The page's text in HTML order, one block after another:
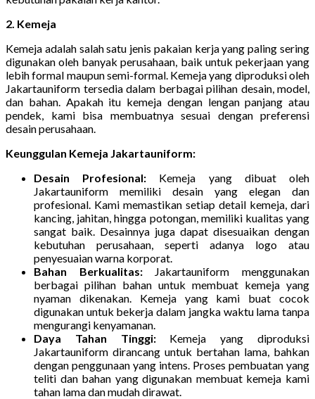
2. Kemeja
Kemeja adalah salah satu jenis pakaian kerja yang paling sering
digunakan oleh banyak perusahaan, baik untuk pekerjaan yang
lebih formal maupun semi-formal. Kemeja yang diproduksi oleh
Jakartauniform tersedia dalam berbagai pilihan desain, model,
dan bahan. Apakah itu kemeja dengan lengan panjang atau
pendek, kami bisa membuatnya sesuai dengan preferensi
desain perusahaan.
Keunggulan Kemeja Jakartauniform:
Desain Profesional: Kemeja yang dibuat oleh
Jakartauniform memiliki desain yang elegan dan
profesional. Kami memastikan setiap detail kemeja, dari
kancing, jahitan, hingga potongan, memiliki kualitas yang
sangat baik. Desainnya juga dapat disesuaikan dengan
kebutuhan perusahaan, seperti adanya logo atau
penyesuaian warna korporat.
Bahan Berkualitas:Jakartauniform menggunakan
berbagai pilihan bahan untuk membuat kemeja yang
nyaman dikenakan. Kemeja yang kami buat cocok
digunakan untuk bekerja dalam jangka waktu lama tanpa
mengurangi kenyamanan.
Daya Tahan Tinggi:Kemeja yang diproduksi
Jakartauniform dirancang untuk bertahan lama, bahkan
dengan penggunaan yang intens. Proses pembuatan yang
teliti dan bahan yang digunakan membuat kemeja kami
tahan lama dan mudah dirawat.